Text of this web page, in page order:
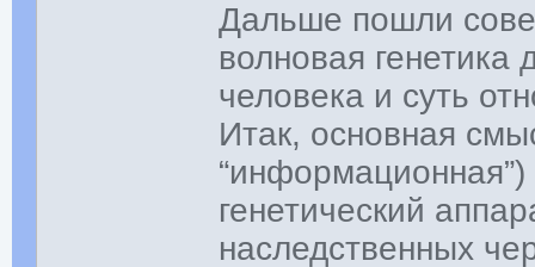
Дальше пошли
волновая генетика
человека и суть
Итак, основная
генетический
наследственных